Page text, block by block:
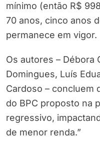
mínimo (então R$
70 anos, cinco anos
permanece em vigor.
Os autores – Débora
Domingues, Luís
Cardoso – concluem
do BPC proposto na
regressivo,
de menor renda.”